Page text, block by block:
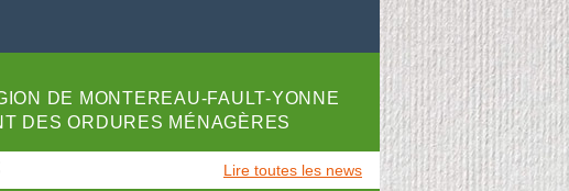
DE MONTEREAU-FAULT-YONNE
DES ORDURES MÉNAGÈRES
Lire toutes les news